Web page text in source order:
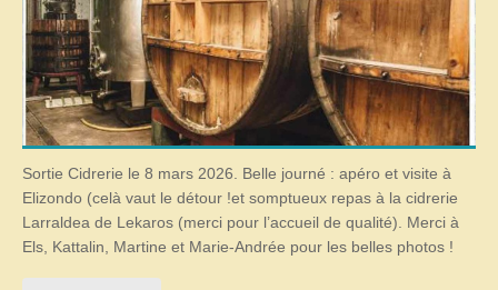
Sortie Cidrerie le 8 mars 2026. Belle journé : apéro et visite à
Elizondo (celà vaut le détour !et somptueux repas à la cidrerie
Larraldea de Lekaros (merci pour l’accueil de qualité). Merci à
Els, Kattalin, Martine et Marie-Andrée pour les belles photos !